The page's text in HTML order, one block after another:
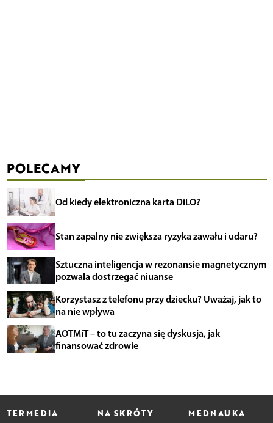
POLECAMY
Od kiedy elektroniczna karta DiLO?
Stan zapalny nie zwiększa ryzyka zawału i udaru?
Sztuczna inteligencja w rezonansie magnetycznym
pozwala dostrzegać niuanse
Korzystasz z telefonu przy dziecku? Uważaj, jak to
na nie wpływa
AOTMiT – to tu zaczyna się dyskusja, jak
finansować zdrowie
TERMEDIA NA SKRÓTY MEDNAUKA